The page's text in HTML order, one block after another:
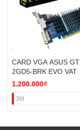
CARD VGA ASUS
2GD5-BRK EVO VAT
1.200.000₫
36t